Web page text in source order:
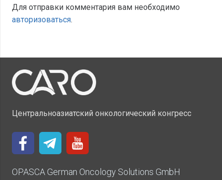
Для отправки комментария вам необходимо
авторизоваться.
Центральноазиатский онкологический конгресс
OPASCA German Oncology Solutions GmbH